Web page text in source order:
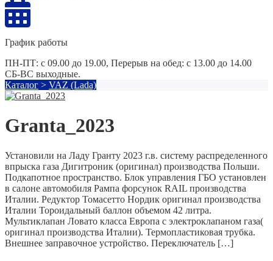
График работы
ПН-ПТ: с 09.00 до 19.00, Перерыв на обед: с 13.00 до 14.00
СБ-ВС выходные.
Каталог > VAZ (Lada)
Granta_2023
Установили на Ладу Гранту 2023 г.в. систему распределенного
впрыска газа Дигитроник (оригинал) производства Польши.
Подкапотное пространство. Блок управления ГБО установлен
в салоне автомобиля Рампа форсунок RAIL производства
Италии. Редуктор Томасетто Нордик оригинал производства
Италии Тороидальный баллон объемом 42 литра.
Мультиклапан Ловато класса Европа с электроклапаном газа(
оригинал производства Италии). Термопластиковая трубка.
Внешнее заправочное устройство. Переключатель […]